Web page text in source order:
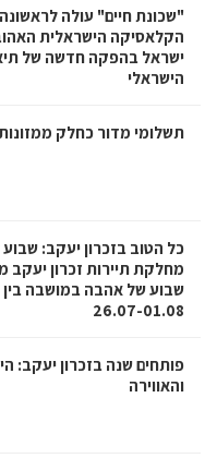
"שכונת חיים" עולה
הקלאסיקה הישראלית
ישראל בהפקה חדשה של
הישראלי
תשלומי מדור כחלק
כל הטוב בזכרון יעקב:
מחלקת תיירות זכרון יעקב
שבוע של אהבה במושבה בין
26.07-01.08
פותחים שנה בזכרון יעקב:
והאווירה